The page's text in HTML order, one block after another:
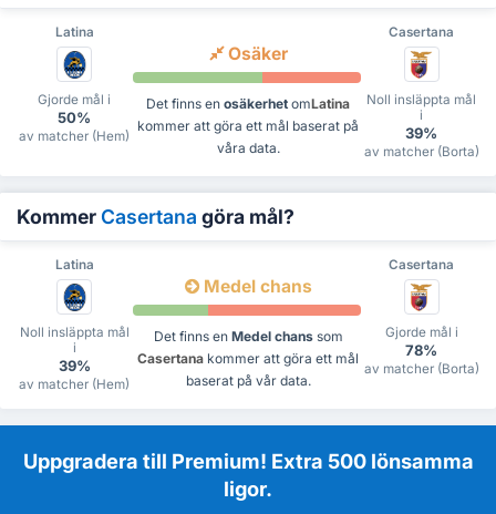
Latina Casertana
Gjorde mål i
50%
av matcher (Hem)
Osäker
Det finns en osäkerhet omLatina
kommer att göra ett mål baserat på
våra data.
Noll insläppta mål
i
39%
av matcher (Borta)
Kommer Casertana göra mål?
Latina Casertana
Noll insläppta mål
i
39%
av matcher (Hem)
Medel chans
Det finns en Medel chanssom
Casertana kommer att göra ett mål
baserat på vår data.
Gjorde mål i
78%
av matcher (Borta)
Uppgradera till Premium! Extra 500 lönsamma
ligor.